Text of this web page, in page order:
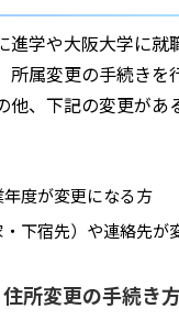
進学や大阪大学に就
所属変更の手続きを
他、下記の変更があ
度が変更になる方
下宿先）や連絡先が
所変更の手続き